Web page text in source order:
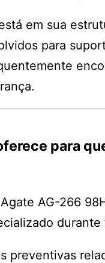
em sua
para
para
AG-266
preventivas